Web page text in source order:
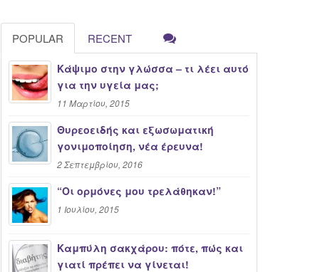
POPULAR RECENT
Κάψιμο στην γλώσσα – τι λέει αυτό
για την υγεία μας;
11 Μαρτίου, 2015
Θυρεοειδής και εξωσωματική
γονιμοποίηση, νέα έρευνα!
2 Σεπτεμβρίου, 2016
“Oι ορμόνες μου τρελάθηκαν!”
1 Ιουλίου, 2015
Καμπύλη σακχάρου: πότε, πώς και
γιατί πρέπει να γίνεται!